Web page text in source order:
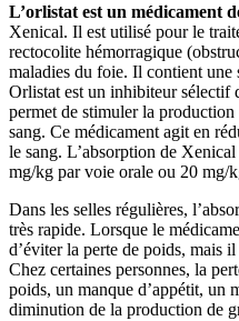
L’orlistat est un médicament
Xenical. Il est utilisé pour le
rectocolite hémorragique
maladies du foie. Il contient une
Orlistat est un inhibiteur sélectif
permet de stimuler la production
sang. Ce médicament agit en
le sang. L’absorption de
mg/kg par voie orale ou 20 mg/
Dans les selles régulières,
très rapide. Lorsque le
d’éviter la perte de poids, mais
Chez certaines personnes, la
poids, un manque d’appétit, un
diminution de la production de